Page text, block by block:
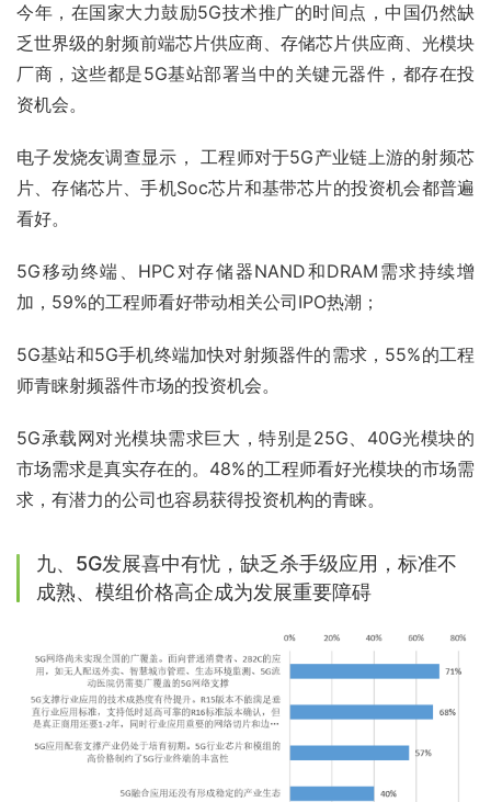
今年，在国家大力鼓励5G技术推广的时间点，中国仍然缺
乏世界级的射频前端芯片供应商、存储芯片供应商、光模块
厂商，这些都是5G基站部署当中的关键元器件，都存在投
资机会。
电子发烧友调查显示， 工程师对于5G产业链上游的射频芯
片、存储芯片、手机Soc芯片和基带芯片的投资机会都普遍
看好。
5G移动终端、HPC对存储器NAND和DRAM需求持续增
加，59%的工程师看好带动相关公司IPO热潮；
5G基站和5G手机终端加快对射频器件的需求，55%的工程
师青睐射频器件市场的投资机会。
5G承载网对光模块需求巨大，特别是25G、40G光模块的
市场需求是真实存在的。48%的工程师看好光模块的市场需
求，有潜力的公司也容易获得投资机构的青睐。
九、5G发展喜中有忧，缺乏杀手级应用，标准不
成熟、模组价格高企成为发展重要障碍